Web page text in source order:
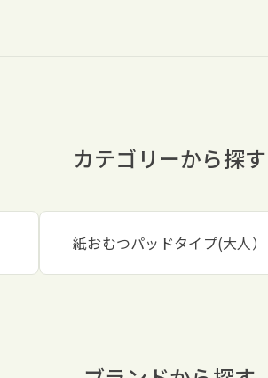
カテゴリーから探す
紙おむつパッドタイプ(大人）